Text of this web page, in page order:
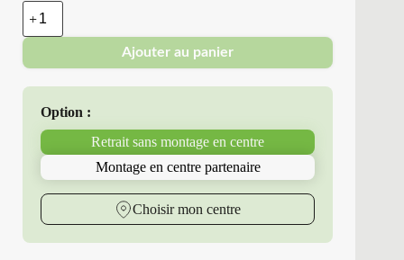
quantité
de
Michelin
Pneus
Neufs
225/70R15
112/110
AGI.
ALPIN
Ajouter au panier
Option :
Retrait sans montage en centre
Montage en centre partenaire
Choisir mon centre